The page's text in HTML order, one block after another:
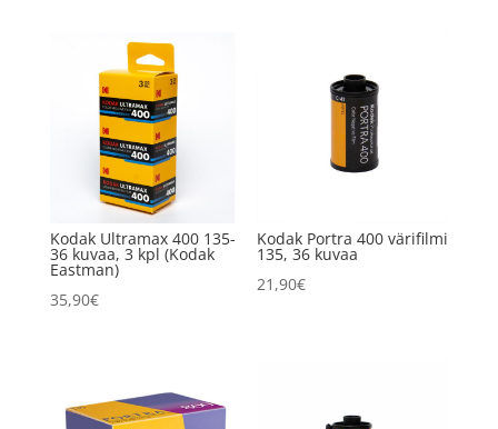
Kodak Ultramax 400 135-
36 kuvaa, 3 kpl (Kodak
Eastman)
35,90€
Kodak Portra 400 värifilmi
135, 36 kuvaa
21,90€